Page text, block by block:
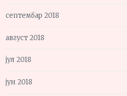
септембар 2018
август 2018
јул 2018
јун 2018